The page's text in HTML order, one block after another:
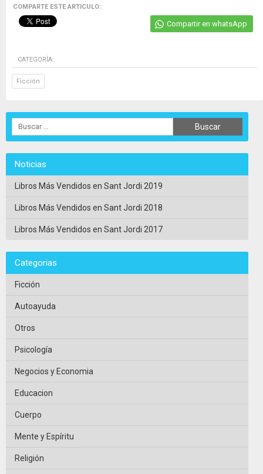
COMPARTE ESTE ARTICULO:
Compartir en whatsApp
CATEGORÍA:
Ficción
Noticias
Libros Más Vendidos en Sant Jordi 2019
Libros Más Vendidos en Sant Jordi 2018
Libros Más Vendidos en Sant Jordi 2017
Categorias
Ficción
Autoayuda
Otros
Psicología
Negocios y Economia
Educacion
Cuerpo
Mente y Espíritu
Religión